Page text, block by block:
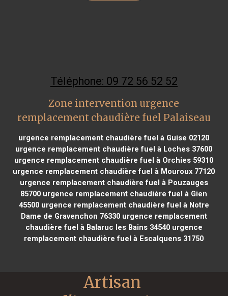
Téléphone: 09 72 56 52 52
Zone intervention urgence
remplacement chaudière fuel Palaiseau
urgence remplacement chaudière fuel à Guise 02120
urgence remplacement chaudière fuel à Loches 37600
urgence remplacement chaudière fuel à Orchies 59310
urgence remplacement chaudière fuel à Mouroux 77120
urgence remplacement chaudière fuel à Pouzauges
85700 urgence remplacement chaudière fuel à Gien
45500urgence remplacement chaudière fuel à Notre
Dame de Gravenchon 76330urgence remplacement
chaudière fuel à Balaruc les Bains 34540urgence
remplacement chaudière fuel à Escalquens 31750
Artisan